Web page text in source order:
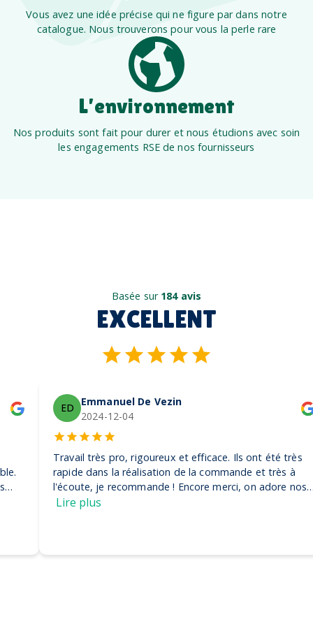
Vous avez une idée précise qui ne figure par dans notre
catalogue. Nous trouverons pour vous la perle rare
L’environnement
Nos produits sont fait pour durer et nous étudions avec soin
les engagements RSE de nos fournisseurs
Basée sur 184 avis
EXCELLENT
Emmanuel De Vezin
2024-12-04
Travail très pro, rigoureux et efficace. Ils ont été très
rapide dans la réalisation de la commande et très à
l'écoute, je recommande ! Encore merci, on adore nos
casquettes
Lire plus